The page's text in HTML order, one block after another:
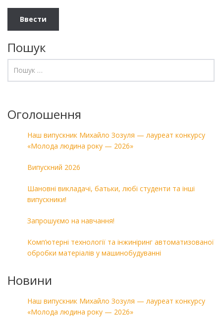
Пошук
Оголошення
Наш випускник Михайло Зозуля — лауреат конкурсу
«Молода людина року — 2026»
Випускний 2026
Шановні викладачі, батьки, любі студенти та інші
випускники!
Запрошуємо на навчання!
Комп’ютерні технології та інжиніринг автоматизованої
обробки матеріалів у машинобудуванні
Новини
Наш випускник Михайло Зозуля — лауреат конкурсу
«Молода людина року — 2026»